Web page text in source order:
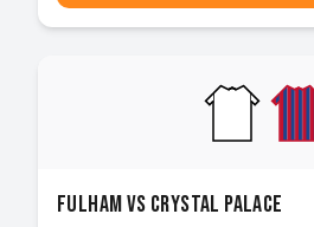
Fulham vs Crystal Palace